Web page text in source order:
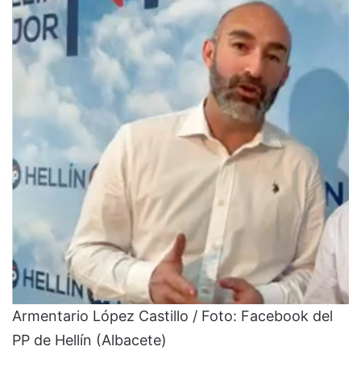
Armentario López Castillo / Foto: Facebook del
PP de Hellín (Albacete)